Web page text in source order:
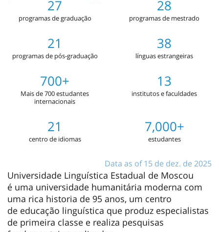
27
programas de graduação
28
programas de mestrado
21
programas de pós-graduação
38
línguas estrangeiras
700+
Mais de 700 estudantes
internacionais
13
institutos e faculdades
21
centro de idiomas
7,000+
estudantes
Data as of 15 de dez. de 2025
Universidade Linguística Estadual de Moscou
é uma universidade humanitária moderna com
uma rica historia de 95 anos, um centro
de educação linguística que produz especialistas
de primeira classe e realiza pesquisas